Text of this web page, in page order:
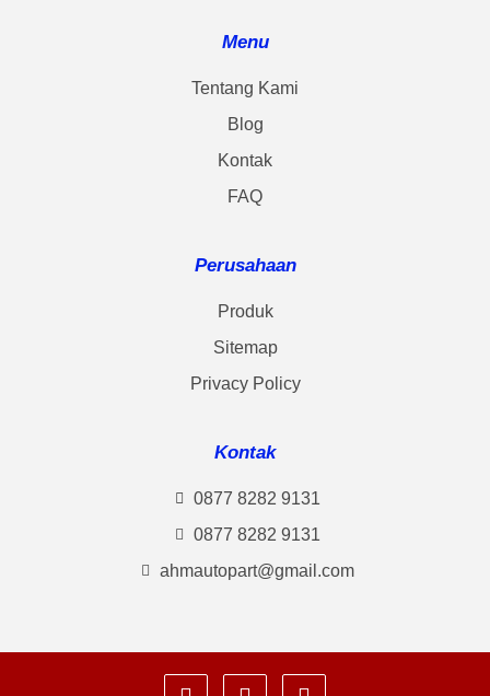
Menu
Tentang Kami
Blog
Kontak
FAQ
Perusahaan
Produk
Sitemap
Privacy Policy
Kontak
0877 8282 9131
0877 8282 9131
ahmautopart@gmail.com